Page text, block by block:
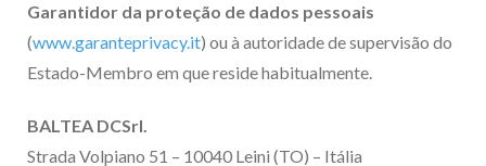
Garantidor da proteção de dados pessoais
(www.garanteprivacy.it) ou à autoridade de supervisão do
Estado-Membro em que reside habitualmente.
BALTEA DCSrl.
Strada Volpiano 51 – 10040 Leini (TO) – Itália